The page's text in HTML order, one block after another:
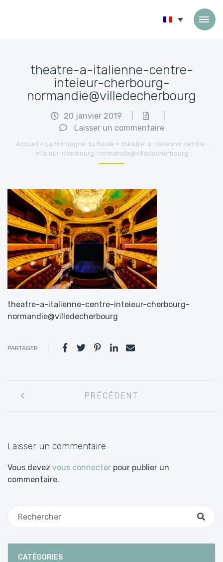
theatre-a-italienne-centre-
inteieur-cherbourg-
normandie@villedecherbourg
20 janvier 2019
Laisser un commentaire
Accueil » La Montagne du Roule » theatre-a-italienne-centre-
inteieur-cherbourg-normandie@villedecherbourg
theatre-a-italienne-centre-inteieur-cherbourg-
normandie@villedecherbourg
PARTAGER
entre
PRÉCÉDENT
Laisser un commentaire
Vous devez vous connecter pour publier un
commentaire.
CATÉGORIES